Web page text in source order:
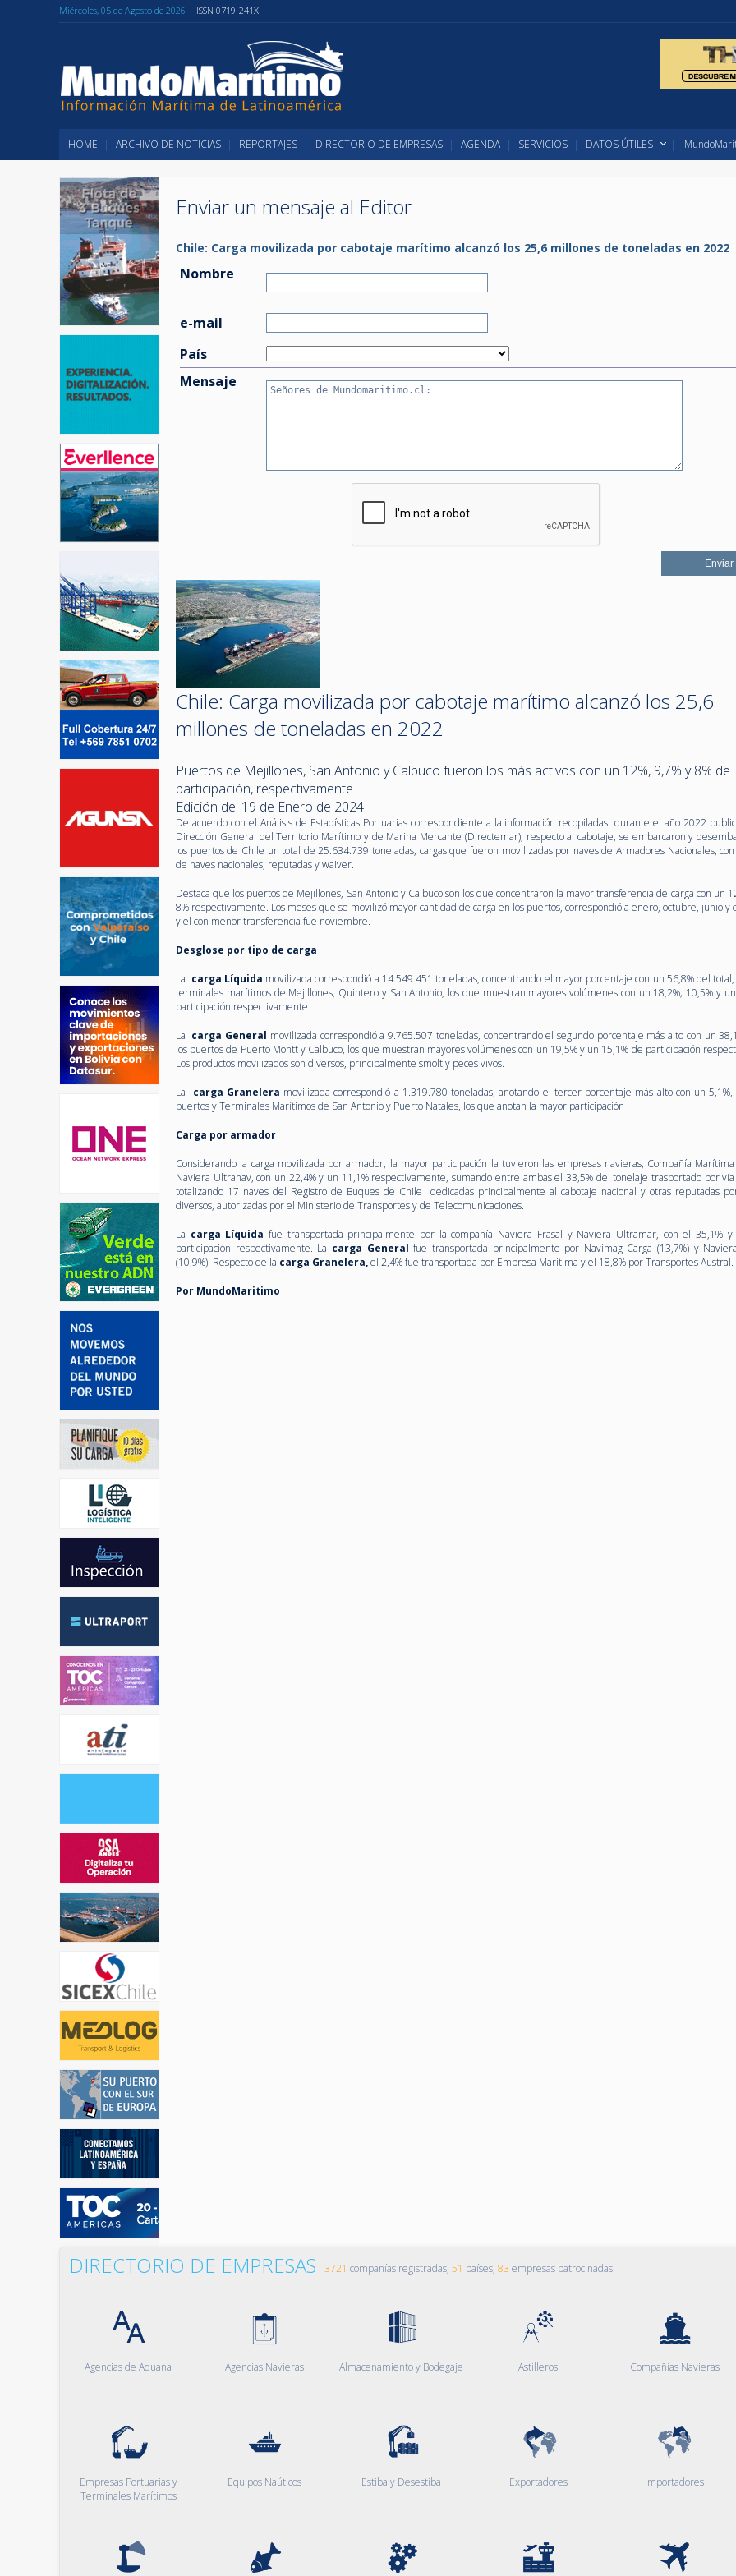
Miércoles, 05 de Agosto de 2026 | ISSN 0719-241X
HOME ARCHIVO DE NOTICIAS REPORTAJES DIRECTORIO DE EMPRESAS AGENDA SERVICIOS DATOS ÚTILES
Enviar un mensaje al Editor
Chile: Carga movilizada por cabotaje marítimo alcanzó los 25,6 millones de toneladas en 2022
Nombre
e-mail
País
Mensaje
Chile: Carga movilizada por cabotaje marítimo alcanzó los 25,6
millones de toneladas en 2022
Puertos de Mejillones, San Antonio y Calbuco fueron los más activos con un 12%, 9,7% y 8% de
participación, respectivamente
Edición del 19 de Enero de 2024
De acuerdo con el Análisis de Estadísticas Portuarias correspondiente a la información recopiladas durante el año 2022
Dirección General del Territorio Marítimo y de Marina Mercante (Directemar), respecto al cabotaje, se embarcaron y
los puertos de Chile un total de 25.634.739 toneladas, cargas que fueron movilizadas por naves de Armadores Nacionales,
de naves nacionales, reputadas y waiver.
Destaca que los puertos de Mejillones, San Antonio y Calbuco son los que concentraron la mayor transferencia de carga con un
8% respectivamente. Los meses que se movilizó mayor cantidad de carga en los puertos, correspondió a enero, octubre, junio y
y el con menor transferencia fue noviembre.
Desglose por tipo de carga
La carga Líquida movilizada correspondió a 14.549.451 toneladas, concentrando el mayor porcentaje con un 56,8% del
terminales marítimos de Mejillones, Quintero y San Antonio, los que muestran mayores volúmenes con un 18,2%; 10,5% y
participación respectivamente.
La carga General movilizada correspondió a 9.765.507 toneladas, concentrando el segundo porcentaje más alto con un
los puertos de Puerto Montt y Calbuco, los que muestran mayores volúmenes con un 19,5% y un 15,1% de participación
Los productos movilizados son diversos, principalmente smolt y peces vivos.
La carga Granelera movilizada correspondió a 1.319.780 toneladas, anotando el tercer porcentaje más alto con un 5,1%,
puertos y Terminales Marítimos de San Antonio y Puerto Natales, los que anotan la mayor participación
Carga por armador
Considerando la carga movilizada por armador, la mayor participación la tuvieron las empresas navieras, Compañía
Naviera Ultranav, con un 22,4% y un 11,1% respectivamente, sumando entre ambas el 33,5% del tonelaje trasportado por
totalizando 17 naves del Registro de Buques de Chile dedicadas principalmente al cabotaje nacional y otras reputadas
diversos, autorizadas por el Ministerio de Transportes y de Telecomunicaciones.
La carga Líquida fue transportada principalmente por la compañía Naviera Frasal y Naviera Ultramar, con el 35,1% y
participación respectivamente. La carga General fue transportada principalmente por Navimag Carga (13,7%) y
(10,9%). Respecto de la carga Granelera,el 2,4% fue transportada por Empresa Maritima y el 18,8% por Transportes Austral.
Por MundoMaritimo
DIRECTORIO DE EMPRESAS 3721 compañías registradas, 51 países, 83 empresas patrocinadas
Agencias de Aduana Agencias Navieras Almacenamiento y Bodegaje Astilleros Compañías Navieras
Empresas Portuarias y
Terminales Marítimos
Equipos Naúticos Estiba y Desestiba Exportadores Importadores